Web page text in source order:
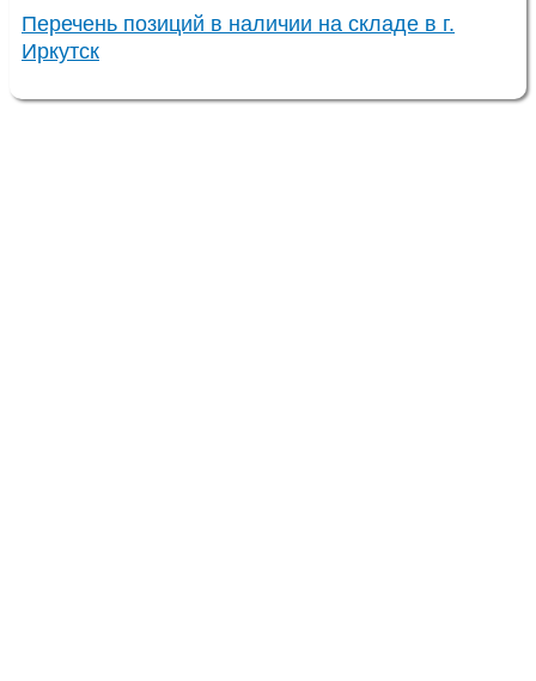
Перечень позиций в наличии на складе в г.
Иркутск